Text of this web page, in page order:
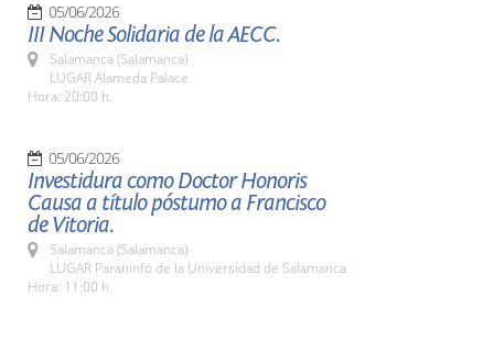
05/06/2026
III Noche Solidaria de la AECC.
Salamanca (Salamanca)
LUGAR Alameda Palace
Hora: 20:00 h.
05/06/2026
Investidura como Doctor Honoris
Causa a título póstumo a Francisco
de Vitoria.
Salamanca (Salamanca)
LUGAR Paraninfo de la Universidad de Salamanca
Hora: 11:00 h.